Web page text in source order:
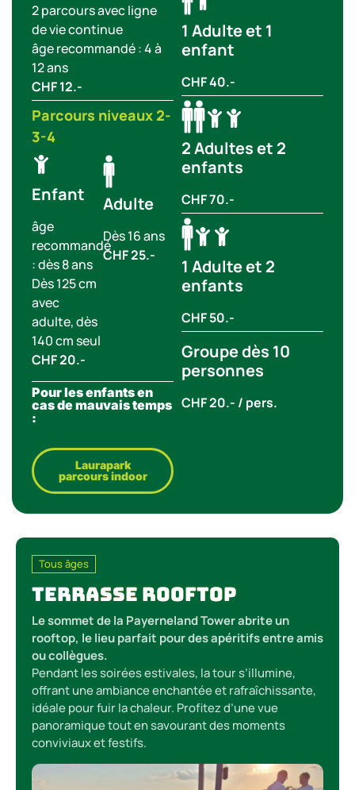
2 parcours avec ligne
de vie continue
âge recommandé : 4 à
12 ans
CHF 12.-
Parcours niveaux 2-
3-4
Enfant
âge
recommandé
: dès 8 ans
Dès 125 cm
avec
adulte, dès
140 cm seul
CHF 20.-
Adulte
Dès 16 ans
CHF 25.-
Laurapark
parcours indoor
Pour les enfants en
cas de mauvais temps
:
1 Adulte et 1
enfant
CHF 40.-
2 Adultes et 2
enfants
CHF 70.-
1 Adulte et 2
enfants
CHF 50.-
Groupe dès 10
personnes
CHF 20.- / pers.
Tous âges
Terrasse Rooftop
Le sommet de la Payerneland Tower abrite un
rooftop, le lieu parfait pour des apéritifs entre amis
ou collègues.
Pendant les soirées estivales, la tour s’illumine,
offrant une ambiance enchantée et rafraîchissante,
idéale pour fuir la chaleur. Profitez d’une vue
panoramique tout en savourant des moments
conviviaux et festifs.